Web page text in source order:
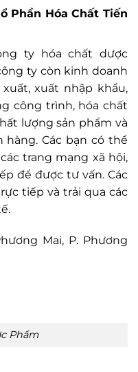
Phần Hóa Chất Tiến
ty hóa chất dược
ty còn kinh doanh
xuất nhập khẩu,
công trình, hóa chất
lượng sản phẩm và
Các bạn có thể
trang mạng xã hội,
để được tư vấn. Các
tiếp và trải qua các
Mai, P. Phương
Phẩm